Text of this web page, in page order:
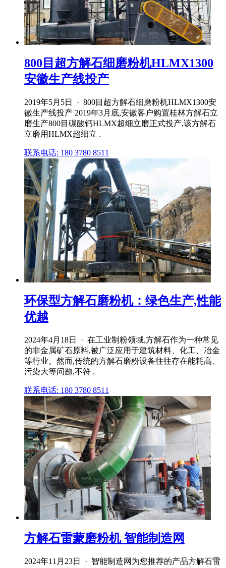
800目超方解石细磨粉机HLMX1300
安徽生产线投产
2019年5月5日 · 800目超方解石细磨粉机HLMX1300安
徽生产线投产 2019年3月底,安徽客户购置桂林方解石立
磨生产800目碳酸钙HLMX超细立磨正式投产,该方解石
立磨用HLMX超细立 .
联系电话: 180 3780 8511
环保型方解石磨粉机：绿色生产,性能
优越
2024年4月18日 · 在工业制粉领域,方解石作为一种常见
的非金属矿石原料,被广泛应用于建筑材料、化工、冶金
等行业。然而,传统的方解石磨粉设备往往存在能耗高、
污染大等问题,不符 .
联系电话: 180 3780 8511
方解石雷蒙磨粉机 智能制造网
2024年11月23日 · 智能制造网为您推荐的产品方解石雷